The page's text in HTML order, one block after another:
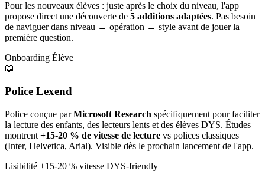
Pour les nouveaux élèves : juste après le choix du niveau, l'app
propose direct une découverte de 5 additions adaptées. Pas besoin
de naviguer dans niveau → opération → style avant de jouer la
première question.
Onboarding Élève
📖
Police Lexend
Police conçue parMicrosoft Research spécifiquement pour faciliter
la lecture des enfants, des lecteurs lents et des élèves DYS. Études
montrent +15-20 % de vitesse de lecture vs polices classiques
(Inter, Helvetica, Arial). Visible dès le prochain lancement de l'app.
Lisibilité +15-20 % vitesse DYS-friendly